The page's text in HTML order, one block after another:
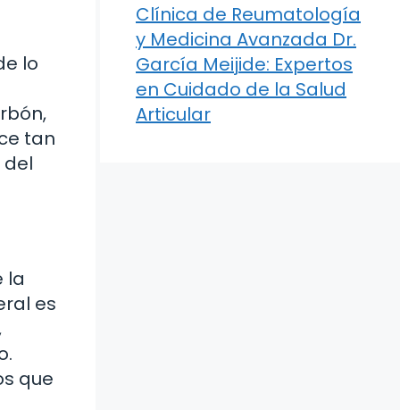
lo
tan
del
la
es
que
Clínica de Reumatología
y Medicina Avanzada Dr.
García Meijide: Expertos
en Cuidado de la Salud
Articular